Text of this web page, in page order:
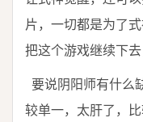
片，一切都是为了
把这个游戏继续下
要说阴阳师有什么
较单一，太肝了，